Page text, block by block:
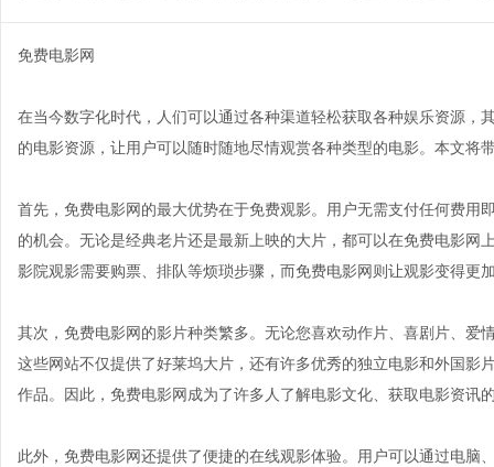
免费电影网
在当今数字化时代，人们可以通过各种渠道轻松获取各种娱乐资源，
的电影资源，让用户可以随时随地尽情观赏各种类型的电影。本文将
首先，免费电影网的最大优势在于免费观影。用户无需支付任何费用
的机会。无论是经典老片还是最新上映的大片，都可以在免费电影
影院观影需要购票、排队等烦琐步骤，而免费电影网则让观影变得更
其次，免费电影网的影片种类繁多。无论您喜欢动作片、喜剧片、爱
这些网站不仅提供了好莱坞大片，还有许多优秀的独立电影和外国影
作品。因此，免费电影网成为了许多人了解电影文化、获取电影资讯
此外，免费电影网还提供了便捷的在线观影体验。用户可以通过电